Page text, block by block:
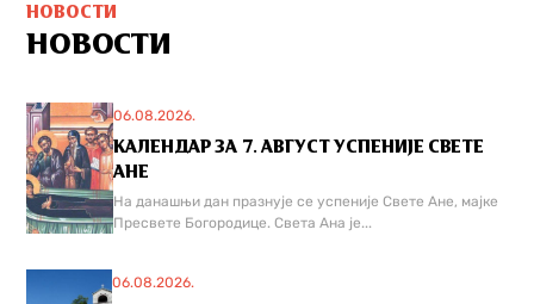
НОВОСТИ
НОВОСТИ
06.08.2026.
КАЛЕНДАР ЗА 7. АВГУСТ УСПЕНИЈЕ СВЕТЕ
АНЕ
На данашњи дан празнује се успеније Свете Ане, мајке
Пресвете Богородице. Света Ана је...
06.08.2026.